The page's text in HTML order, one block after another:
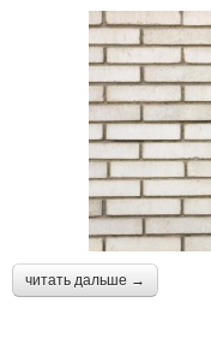
читать дальше →